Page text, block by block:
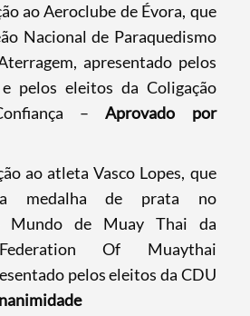
ao Aeroclube de Évora, que
Nacional de Paraquedismo
apresentado pelos
pelos eleitos da Coligação
– Aprovado por
ao atleta Vasco Lopes, que
medalha de prata no
Mundo de Muay Thai da
Of Muaythai
pelos eleitos da CDU